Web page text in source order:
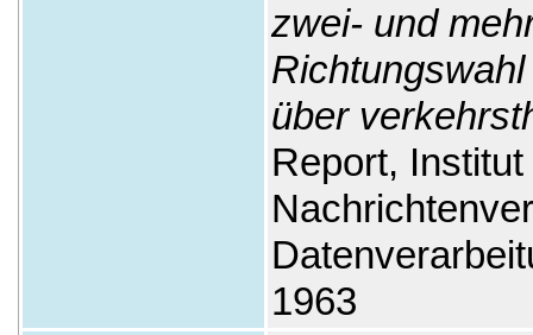
zwei- und
über
Report, Institut
1963